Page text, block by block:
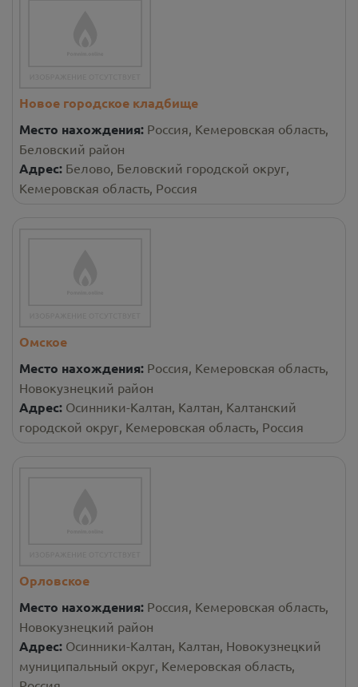
Новое городское кладбище
Место нахождения: Россия, Кемеровская область,
Беловский район
Адрес: Белово, Беловский городской округ,
Кемеровская область, Россия
Омское
Место нахождения: Россия, Кемеровская область,
Новокузнецкий район
Адрес: Осинники-Калтан, Калтан, Калтанский
городской округ, Кемеровская область, Россия
Орловское
Место нахождения: Россия, Кемеровская область,
Новокузнецкий район
Адрес: Осинники-Калтан, Калтан, Новокузнецкий
муниципальный округ, Кемеровская область,